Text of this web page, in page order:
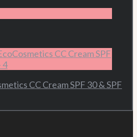
CC Cream SPF 30 & SPF